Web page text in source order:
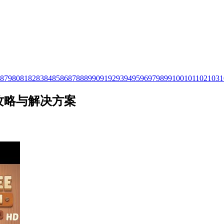
798081828384858687888990919293949596979899100101102103
略与解决方案